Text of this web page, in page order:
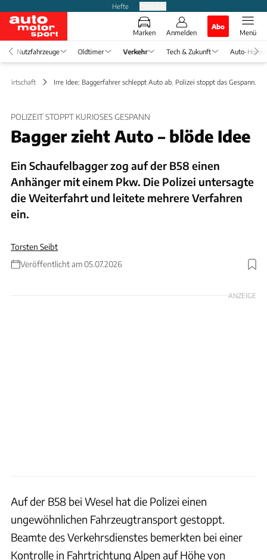
Hefte
Marken Anmelden
Abo
Menü
Nutzfahrzeuge Oldtimer Verkehr Tech & Zukunft Auto-
Wirtschaft Irre Idee: Baggerfahrer schleppt Auto ab. Polizei stoppt das Gespann.
POLIZEIT STOPPT KURIOSES GESPANN
Bagger zieht Auto – blöde Idee
Ein Schaufelbagger zog auf der B58 einen
Anhänger mit einem Pkw. Die Polizei untersagte
die Weiterfahrt und leitete mehrere Verfahren
ein.
Torsten Seibt
Veröffentlicht am 05.07.2026
Foto: Kreispolizeibehörde Wesel
ANZEIGE
Auf der B58 bei Wesel hat die Polizei einen
ungewöhnlichen Fahrzeugtransport gestoppt.
Beamte des Verkehrsdienstes bemerkten bei einer
Kontrolle in Fahrtrichtung Alpen auf Höhe von